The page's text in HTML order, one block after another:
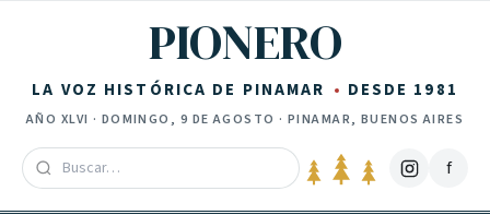
PIONERO
LA VOZ HISTÓRICA DE PINAMAR DESDE 1981
AÑO XLVI · DOMINGO, 9 DE AGOSTO · PINAMAR, BUENOS AIRES
f